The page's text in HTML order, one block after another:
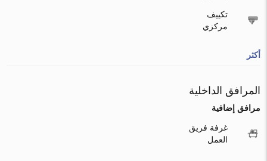
تكييف
مركزي
أكثر
المرافق الداخلية
مرافق إضافية
غرفة فريق
العمل